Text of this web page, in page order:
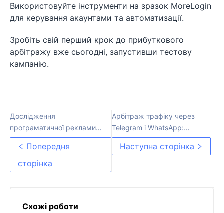
Використовуйте інструменти на зразок MoreLogin
для керування акаунтами та автоматизації.
Зробіть свій перший крок до прибуткового
арбітражу вже сьогодні, запустивши тестову
кампанію.
Дослідження
програматичної реклами:
переваги, виклики та
ключові стратегії
Попередня
сторінка
Арбітраж трафіку через
Telegram і WhatsApp:
фішки, помилки та
ефективні сценарії
Наступна сторінка
Схожі роботи